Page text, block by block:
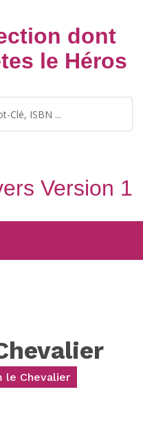
dont
le Héros
Version 1
le Chevalier